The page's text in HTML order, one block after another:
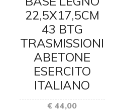
22,5X17,5CM
43 BTG
TRASMISSIONI
ABETONE
ESERCITO
ITALIANO
€ 44,00